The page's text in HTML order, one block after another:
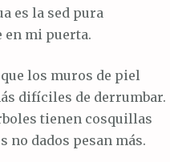
es la sed pura
en mi puerta.
los muros de piel
difíciles de derrumbar.
tienen cosquillas
no dados pesan más.